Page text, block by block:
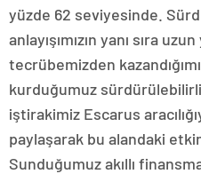
yüzde 62 seviyesinde.
anlayışımızın yanı sıra
tecrübemizden
kurduğumuz
iştirakimiz Escarus
paylaşarak bu alandaki
Sunduğumuz akıllı